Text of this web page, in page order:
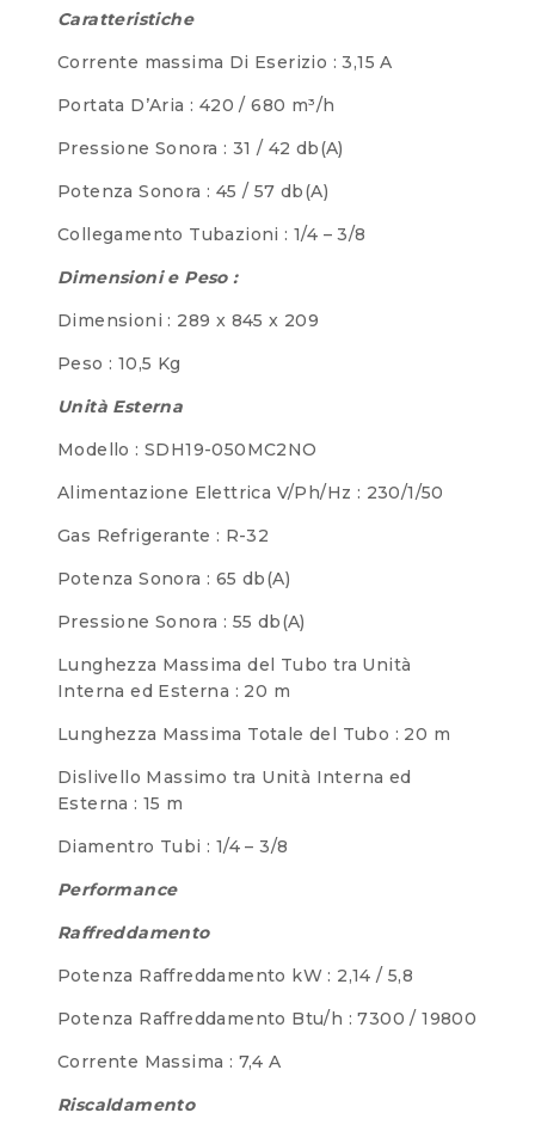
Caratteristiche
Corrente massima Di Eserizio : 3,15 A
Portata D’Aria : 420 / 680 m³/h
Pressione Sonora : 31 / 42 db(A)
Potenza Sonora : 45 / 57 db(A)
Collegamento Tubazioni : 1/4 – 3/8
Dimensioni e Peso :
Dimensioni : 289 x 845 x 209
Peso : 10,5 Kg
Unità Esterna
Modello : SDH19-050MC2NO
Alimentazione Elettrica V/Ph/Hz : 230/1/50
Gas Refrigerante : R-32
Potenza Sonora : 65 db(A)
Pressione Sonora : 55 db(A)
Lunghezza Massima del Tubo tra Unità
Interna ed Esterna : 20 m
Lunghezza Massima Totale del Tubo : 20 m
Dislivello Massimo tra Unità Interna ed
Esterna : 15 m
Diamentro Tubi : 1/4 – 3/8
Performance
Raffreddamento
Potenza Raffreddamento kW : 2,14 / 5,8
Potenza Raffreddamento Btu/h : 7300 / 19800
Corrente Massima : 7,4 A
Riscaldamento